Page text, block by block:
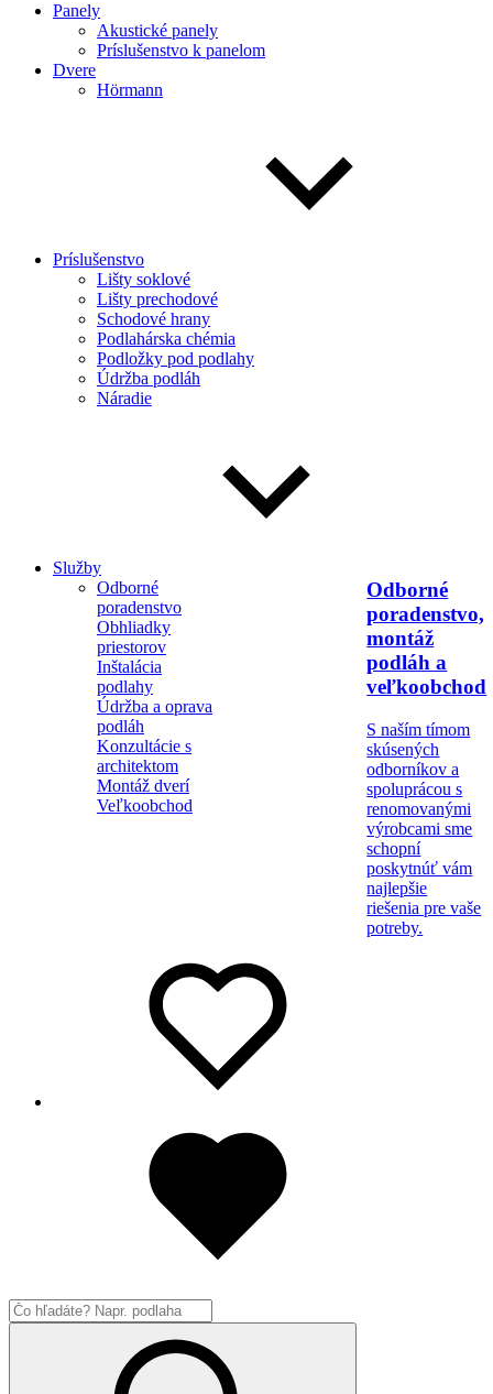
Panely
Akustické panely
Príslušenstvo k panelom
Dvere
Hörmann
Príslušenstvo
Lišty soklové
Lišty prechodové
Schodové hrany
Podlahárska chémia
Podložky pod podlahy
Údržba podláh
Náradie
Služby
Odborné
poradenstvo
Obhliadky
priestorov
Inštalácia
podlahy
Údržba a oprava
podláh
Konzultácie s
architektom
Montáž dverí
Veľkoobchod
Odborné
poradenstvo,
montáž
podláh a
veľkoobchod
S naším tímom
skúsených
odborníkov a
spoluprácou s
renomovanými
výrobcami sme
schopní
poskytnúť vám
najlepšie
riešenia pre vaše
potreby.